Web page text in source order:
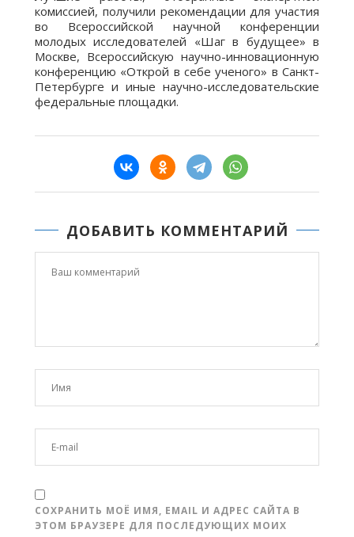
комиссией, получили рекомендации для участия
во Всероссийской научной конференции
молодых исследователей «Шаг в будущее» в
Москве, Всероссийскую научно-инновационную
конференцию «Открой в себе ученого» в Санкт-
Петербурге и иные научно-исследовательские
федеральные площадки.
ДОБАВИТЬ КОММЕНТАРИЙ
СОХРАНИТЬ МОЁ ИМЯ, EMAIL И АДРЕС САЙТА В
ЭТОМ БРАУЗЕРЕ ДЛЯ ПОСЛЕДУЮЩИХ МОИХ